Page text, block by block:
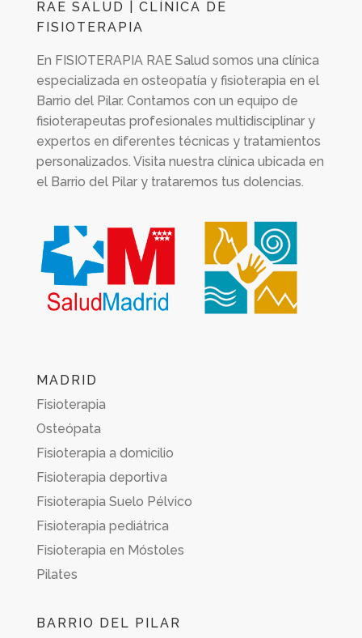
RAE SALUD | CLÍNICA DE
FISIOTERAPIA
En FISIOTERAPIA RAE Salud somos una clínica
especializada en osteopatía y fisioterapia en el
Barrio del Pilar. Contamos con un equipo de
fisioterapeutas profesionales multidisciplinar y
expertos en diferentes técnicas y tratamientos
personalizados. Visita nuestra clínica ubicada en
el Barrio del Pilar y trataremos tus dolencias.
MADRID
Fisioterapia
Osteópata
Fisioterapia a domicilio
Fisioterapia deportiva
Fisioterapia Suelo Pélvico
Fisioterapia pediátrica
Fisioterapia en Móstoles
Pilates
BARRIO DEL PILAR